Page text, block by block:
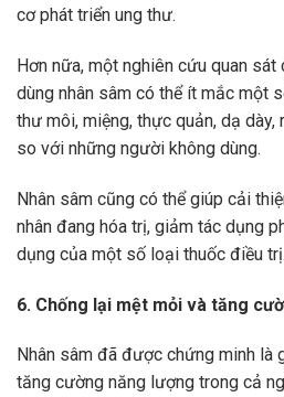
cơ phát triển ung thư.
Hơn nữa, một nghiên cứu quan
dùng nhân sâm có thể ít mắc một
thư môi, miệng, thực quản, dạ dày,
so với những người không dùng.
Nhân sâm cũng có thể giúp cải
nhân đang hóa trị, giảm tác dụng
dụng của một số loại thuốc điều trị.
6. Chống lại mệt mỏi và tăng
Nhân sâm đã được chứng minh là
tăng cường năng lượng trong cả